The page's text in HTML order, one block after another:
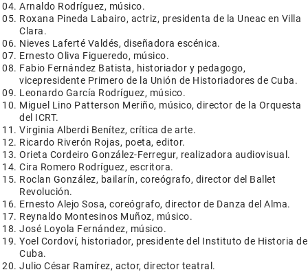
Arnaldo Rodríguez, músico.
Roxana Pineda Labairo, actriz, presidenta de la Uneac en Villa
Clara.
Nieves Laferté Valdés, diseñadora escénica.
Ernesto Oliva Figueredo, músico.
Fabio Fernández Batista, historiador y pedagogo,
vicepresidente Primero de la Unión de Historiadores de Cuba.
Leonardo García Rodríguez, músico.
Miguel Lino Patterson Meriño, músico, director de la Orquesta
del ICRT.
Virginia Alberdi Benítez, crítica de arte.
Ricardo Riverón Rojas, poeta, editor.
Orieta Cordeiro González-Ferregur, realizadora audiovisual.
Cira Romero Rodríguez, escritora.
Roclan González, bailarín, coreógrafo, director del Ballet
Revolución.
Ernesto Alejo Sosa, coreógrafo, director de Danza del Alma.
Reynaldo Montesinos Muñoz, músico.
José Loyola Fernández, músico.
Yoel Cordoví, historiador, presidente del Instituto de Historia de
Cuba.
Julio César Ramírez, actor, director teatral.